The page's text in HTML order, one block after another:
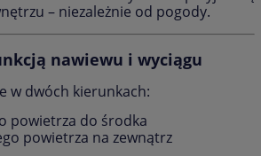
– niezależnie od pogody.
nawiewu i wyciągu
w dwóch kierunkach:
powietrza do środka
powietrza na zewnątrz